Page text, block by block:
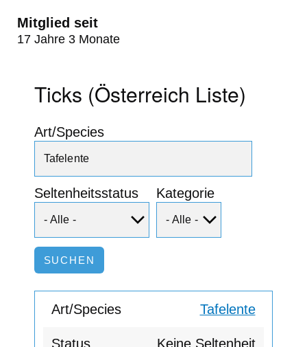
Mitglied seit
17 Jahre 3 Monate
Ticks (Österreich Liste)
Art/Species
Seltenheitsstatus Kategorie
Tafelente
Keine Seltenheit